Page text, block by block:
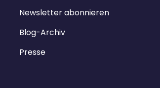
Newsletter abonnieren
Blog-Archiv
Presse